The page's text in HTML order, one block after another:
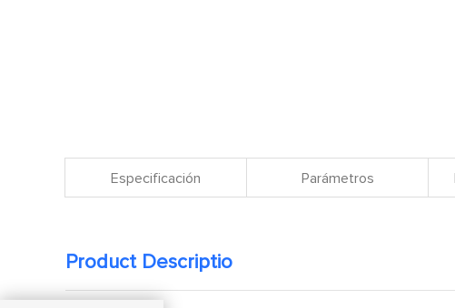
Especificación Parámetros
Product Descriptio